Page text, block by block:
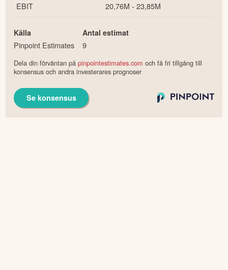
EBIT 20,76M - 23,85M
Källa
Pinpoint Estimates
Antal estimat
9
Dela din förväntan påpinpointestimates.com och få fri tillgång till
konsensus och andra investerares prognoser
Se konsensus